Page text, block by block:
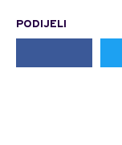
PODIJELI